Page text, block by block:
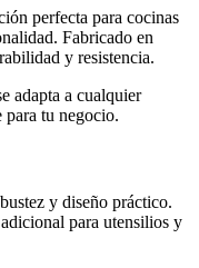
perfecta para cocinas
Fabricado en
y resistencia.
adapta a cualquier
tu negocio.
y diseño práctico.
para utensilios y